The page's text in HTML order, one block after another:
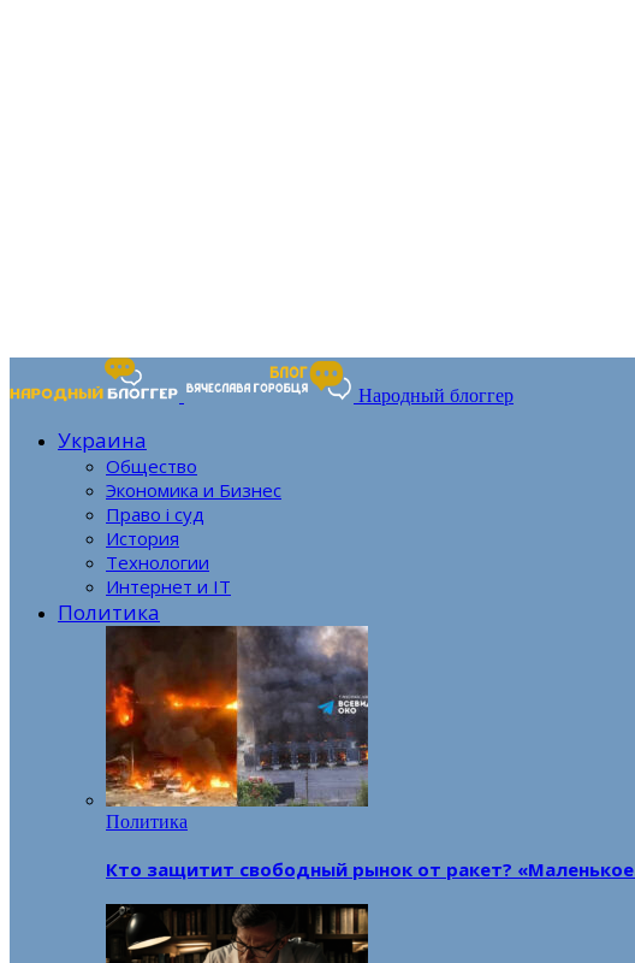
Народный блоггер
Украина
Общество
Экономика и Бизнес
Право і суд
История
Технологии
Интернет и IT
Политика
Политика
Кто защитит свободный рынок от ракет?